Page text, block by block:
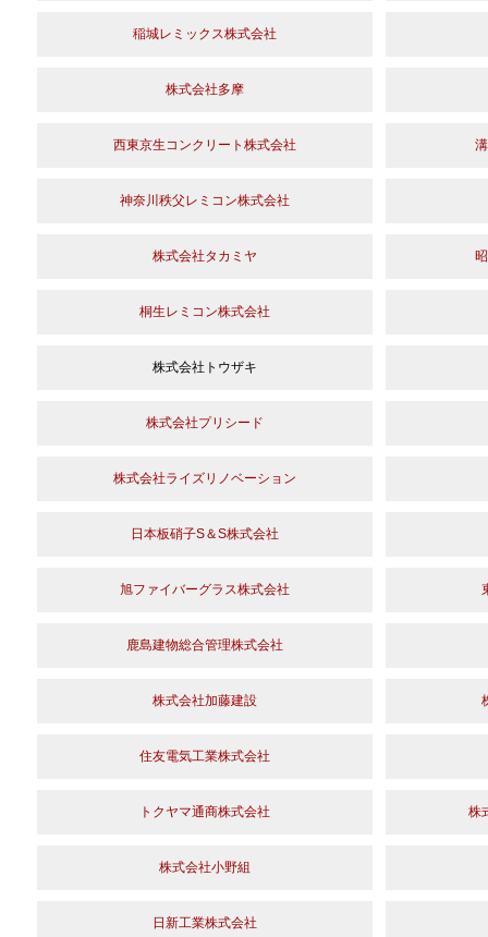
稲城レミックス株式会社
株式会社多摩
西東京生コンクリート株式会社
神奈川秩父レミコン株式会社
株式会社タカミヤ
桐生レミコン株式会社
株式会社トウザキ
株式会社プリシード
株式会社ライズリノベーション
日本板硝子S＆S株式会社
旭ファイバーグラス株式会社
鹿島建物総合管理株式会社
株式会社加藤建設
住友電気工業株式会社
トクヤマ通商株式会社 株
株式会社小野組
日新工業株式会社